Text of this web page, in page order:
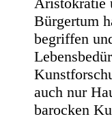
Bürgertum
begriffen
auch nur
barocken